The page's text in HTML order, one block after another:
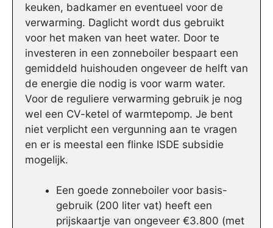
keuken, badkamer en eventueel voor de
verwarming. Daglicht wordt dus gebruikt
voor het maken van heet water. Door te
investeren in een zonneboiler bespaart een
gemiddeld huishouden ongeveer de helft van
de energie die nodig is voor warm water.
Voor de reguliere verwarming gebruik je nog
wel een CV-ketel of warmtepomp. Je bent
niet verplicht een vergunning aan te vragen
en er is meestal een flinke ISDE subsidie
mogelijk.
Een goede zonneboiler voor basis-
gebruik (200 liter vat) heeft een
prijskaartje van ongeveer €3.800 (met